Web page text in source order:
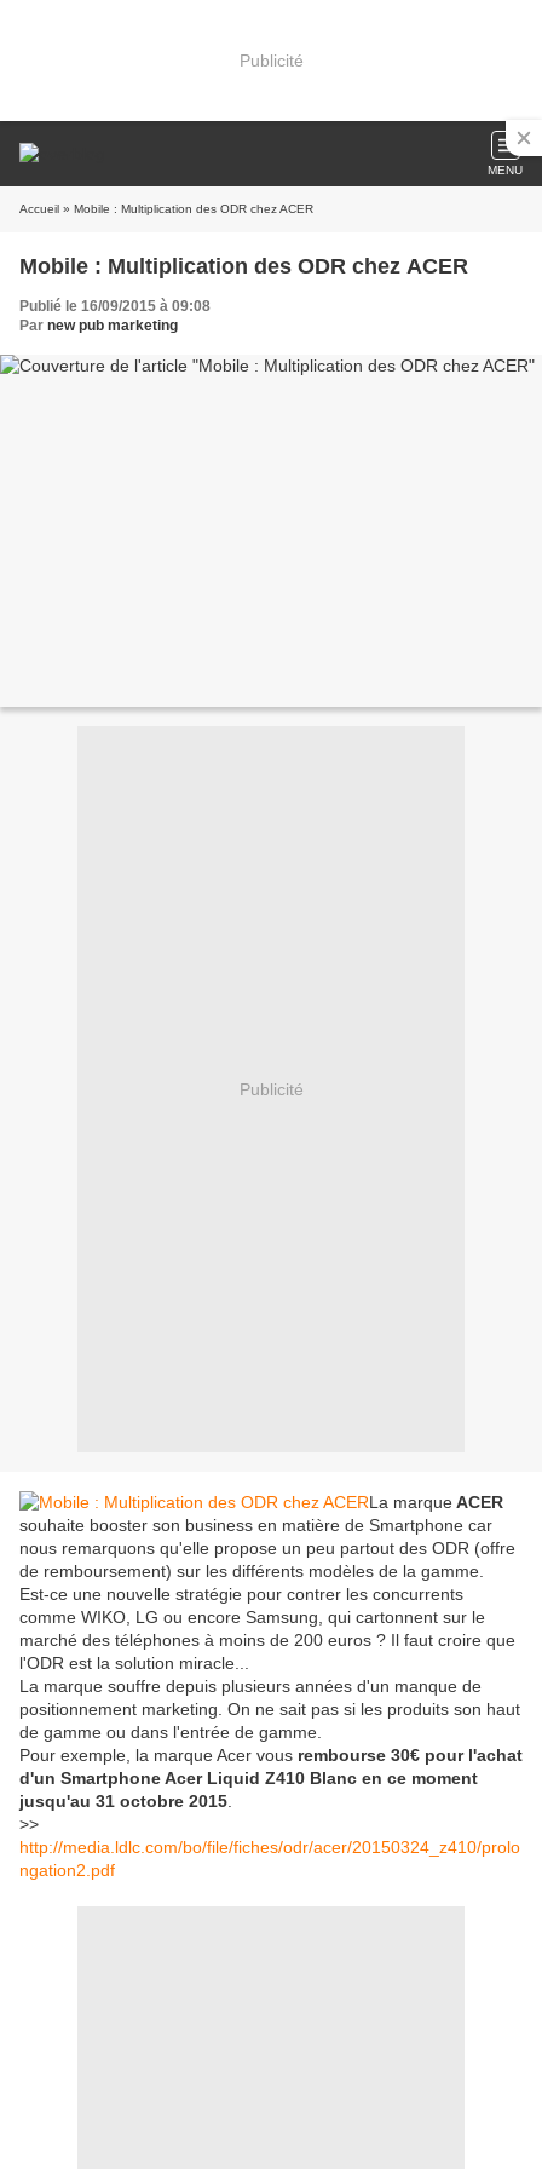
Publicité
MENU
Accueil » Mobile : Multiplication des ODR chez ACER
Mobile : Multiplication des ODR chez ACER
Publié le 16/09/2015 à 09:08
Par new pub marketing
Publicité
La marqueACER
souhaite booster son business en matière de Smartphone car
nous remarquons qu'elle propose un peu partout des ODR (offre
de remboursement) sur les différents modèles de la gamme.
Est-ce une nouvelle stratégie pour contrer les concurrents
comme WIKO, LG ou encore Samsung, qui cartonnent sur le
marché des téléphones à moins de 200 euros ? Il faut croire que
l'ODR est la solution miracle...
La marque souffre depuis plusieurs années d'un manque de
positionnement marketing. On ne sait pas si les produits son haut
de gamme ou dans l'entrée de gamme.
Pour exemple, la marque Acer vous rembourse 30€ pour l'achat
d'un Smartphone Acer Liquid Z410 Blanc en ce moment
jusqu'au 31 octobre 2015
>>
http://media.ldlc.com/bo/file/fiches/odr/acer/20150324_z410/prolo
ngation2.pdf